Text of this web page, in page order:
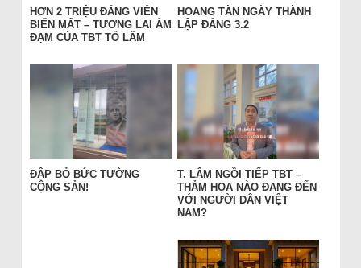
HƠN 2 TRIỆU ĐẢNG VIÊN
BIẾN MẤT – TƯƠNG LAI ẢM
ĐẠM CỦA TBT TÔ LÂM
HOANG TÀN NGÀY THÀNH
LẬP ĐẢNG 3.2
ĐẬP BỎ BỨC TƯỜNG
CỘNG SẢN!
T. LÂM NGỒI TIẾP TBT –
THẢM HỌA NÀO ĐANG ĐẾN
VỚI NGƯỜI DÂN VIỆT
NAM?